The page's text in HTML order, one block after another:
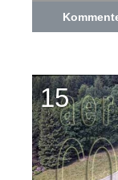
15